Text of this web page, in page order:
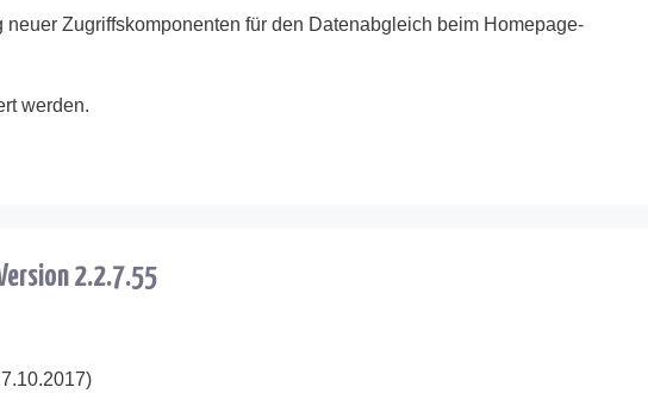
neuer Zugriffskomponenten für den Datenabgleich beim Homepage-
werden.
2.2.7.55